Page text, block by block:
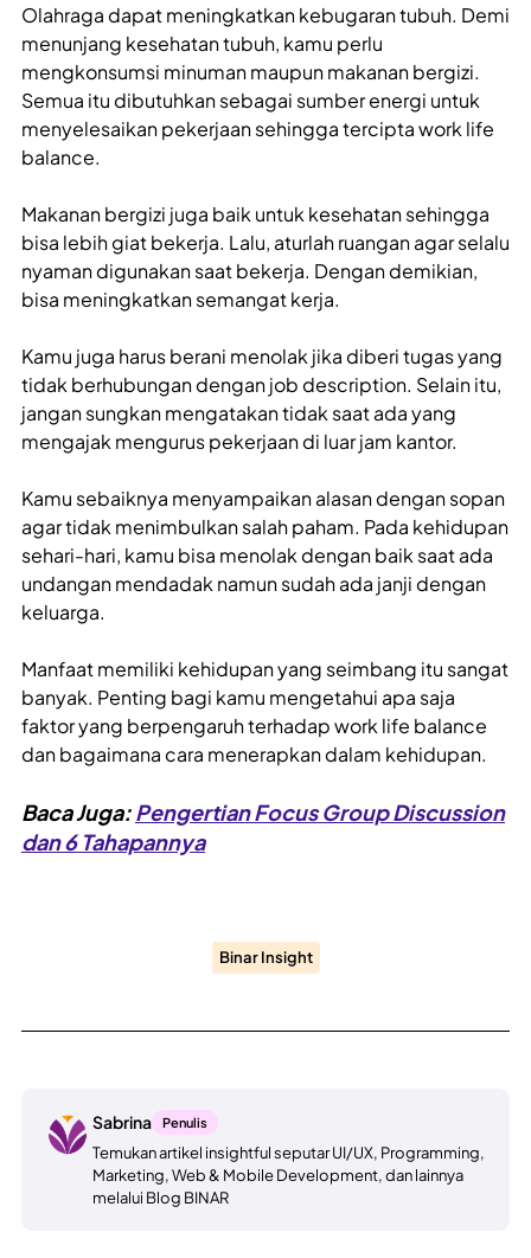
Olahraga dapat meningkatkan kebugaran tubuh. Demi
menunjang kesehatan tubuh, kamu perlu
mengkonsumsi minuman maupun makanan bergizi.
Semua itu dibutuhkan sebagai sumber energi untuk
menyelesaikan pekerjaan sehingga tercipta work life
balance.
Makanan bergizi juga baik untuk kesehatan sehingga
bisa lebih giat bekerja. Lalu, aturlah ruangan agar selalu
nyaman digunakan saat bekerja. Dengan demikian,
bisa meningkatkan semangat kerja.
Kamu juga harus berani menolak jika diberi tugas yang
tidak berhubungan dengan job description. Selain itu,
jangan sungkan mengatakan tidak saat ada yang
mengajak mengurus pekerjaan di luar jam kantor.
Kamu sebaiknya menyampaikan alasan dengan sopan
agar tidak menimbulkan salah paham. Pada kehidupan
sehari-hari, kamu bisa menolak dengan baik saat ada
undangan mendadak namun sudah ada janji dengan
keluarga.
Manfaat memiliki kehidupan yang seimbang itu sangat
banyak. Penting bagi kamu mengetahui apa saja
faktor yang berpengaruh terhadap work life balance
dan bagaimana cara menerapkan dalam kehidupan.
Baca Juga: Pengertian Focus Group Discussion
dan 6 Tahapannya
Binar Insight
Sabrina Penulis
Temukan artikel insightful seputar UI/UX, Programming,
Marketing, Web & Mobile Development, dan lainnya
melalui Blog BINAR